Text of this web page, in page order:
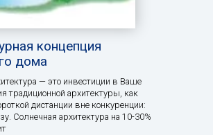
концепция
дома
— это инвестиции в Ваше
традиционной архитектуры, как
дистанции вне конкуренции:
Солнечная архитектура на 10-30%